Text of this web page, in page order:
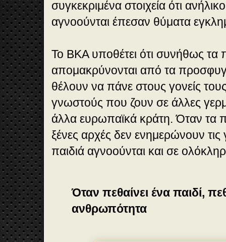
συγκεκριμένα στοιχεία ότι
αγνοούνται έπεσαν θύματα
Το ΒΚΑ υποθέτει ότι συνήθως
απομακρύνονται από τα
θέλουν να πάνε στους γονείς
γνωστούς που ζουν σε άλλες
άλλα ευρωπαϊκά κράτη. Όταν τα
ξένες αρχές δεν ενημερώνουν τις
παιδιά αγνοούνται και σε
Όταν πεθαίνει ένα παιδί,
ανθρωπότητα